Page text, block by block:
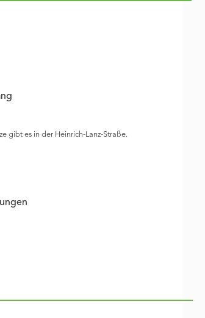
gibt es in der Heinrich-Lanz-Straße.